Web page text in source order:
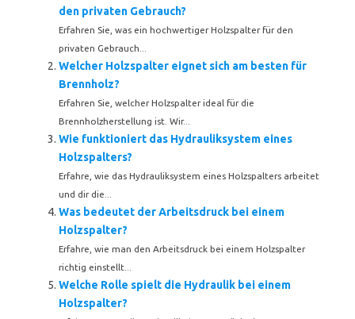
den privaten Gebrauch?
Erfahren Sie, was ein hochwertiger Holzspalter für den
privaten Gebrauch...
Welcher Holzspalter eignet sich am besten für
Brennholz?
Erfahren Sie, welcher Holzspalter ideal für die
Brennholzherstellung ist. Wir...
Wie funktioniert das Hydrauliksystem eines
Holzspalters?
Erfahre, wie das Hydrauliksystem eines Holzspalters arbeitet
und dir die...
Was bedeutet der Arbeitsdruck bei einem
Holzspalter?
Erfahre, wie man den Arbeitsdruck bei einem Holzspalter
richtig einstellt...
Welche Rolle spielt die Hydraulik bei einem
Holzspalter?